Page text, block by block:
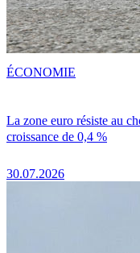
La zone euro résiste au
croissance de 0,4 %
30.07.2026
ÉCONOMIE